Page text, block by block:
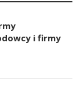
i firmy